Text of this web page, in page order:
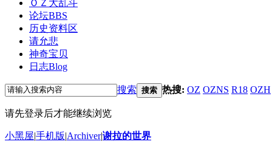
ＯＺ大乱斗
论坛BBS
历史资料区
请允悲
神奇宝贝
日志Blog
搜索 搜索 热搜: OZ OZNS R18 OZH
请先登录后才能继续浏览
小黑屋|手机版|Archiver|谢拉的世界